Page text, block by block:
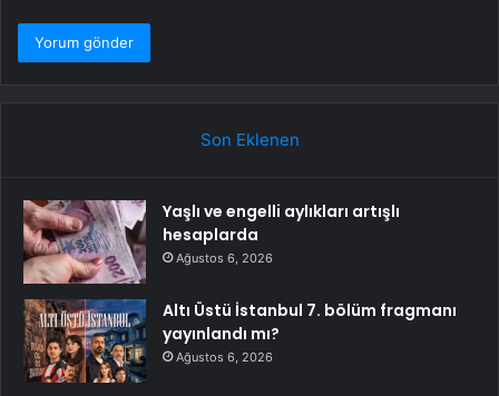
Son Eklenen
Yaşlı ve engelli aylıkları artışlı
hesaplarda
Ağustos 6, 2026
Altı Üstü İstanbul 7. bölüm fragmanı
yayınlandı mı?
Ağustos 6, 2026